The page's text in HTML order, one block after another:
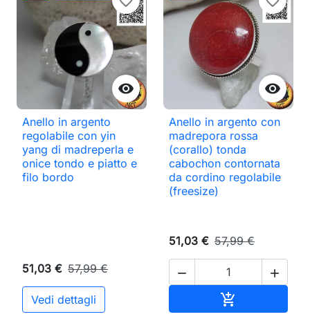

Anello in argento
regolabile con yin
yang di madreperla e
onice tondo e piatto e
filo bordo
51,03 € 57,99 €
Vedi dettagli

Anello in argento con
madrepora rossa
(corallo) tonda
cabochon contornata
da cordino regolabile
(freesize)
51,03 € 57,99 €
 
